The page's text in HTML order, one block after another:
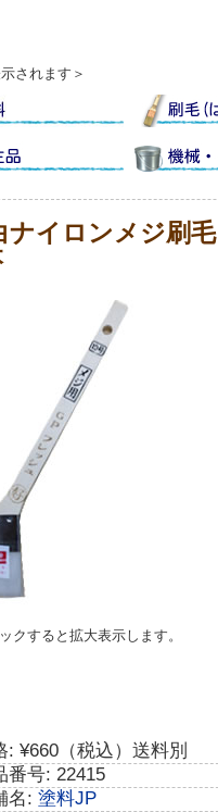
されます＞
ナイロンメジ刷
クすると拡大表示します。
: ¥660（税込）送料別
番号: 22415
名: 塗料JP